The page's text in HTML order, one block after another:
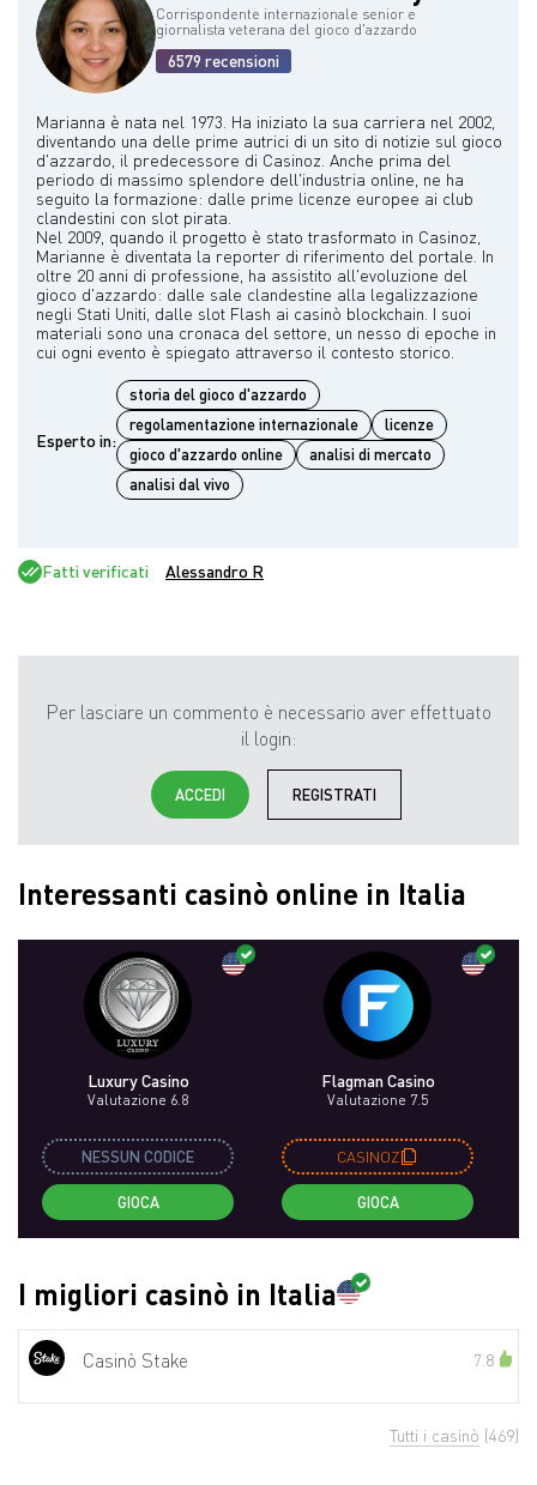
Corrispondente internazionale senior e
giornalista veterana del gioco d'azzardo
6579 recensioni
Marianna è nata nel 1973. Ha iniziato la sua carriera nel 2002,
diventando una delle prime autrici di un sito di notizie sul gioco
d'azzardo, il predecessore di Casinoz. Anche prima del
periodo di massimo splendore dell'industria online, ne ha
seguito la formazione: dalle prime licenze europee ai club
clandestini con slot pirata.
Nel 2009, quando il progetto è stato trasformato in Casinoz,
Marianne è diventata la reporter di riferimento del portale. In
oltre 20 anni di professione, ha assistito all'evoluzione del
gioco d'azzardo: dalle sale clandestine alla legalizzazione
negli Stati Uniti, dalle slot Flash ai casinò blockchain. I suoi
materiali sono una cronaca del settore, un nesso di epoche in
Esperto in:
storia del gioco d'azzardo
regolamentazione internazionale
licenze
gioco d'azzardo online
analisi di mercato
analisi dal vivo
Fatti verificati Alessandro R
Per lasciare un commento è necessario aver effettuato
il login:
ACCEDI REGISTRATI
Interessanti casinò online in Italia
Luxury Casino
Valutazione 6.8
NESSUN CODICE
GIOCA
Flagman Casino
Valutazione 7.5
CASINOZ
GIOCA
I migliori casinò in Italia
Casinò Stake 7.8
Tutti i casinò (469)